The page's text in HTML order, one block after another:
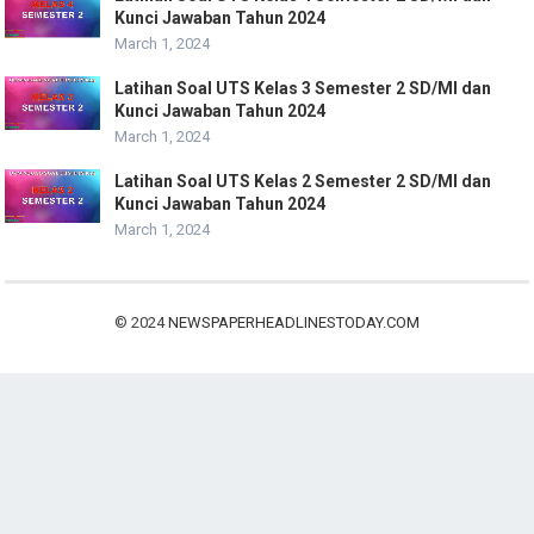
Kunci Jawaban Tahun 2024
March 1, 2024
Latihan Soal UTS Kelas 3 Semester 2 SD/MI dan
Kunci Jawaban Tahun 2024
March 1, 2024
Latihan Soal UTS Kelas 2 Semester 2 SD/MI dan
Kunci Jawaban Tahun 2024
March 1, 2024
© 2024NEWSPAPERHEADLINESTODAY.COM